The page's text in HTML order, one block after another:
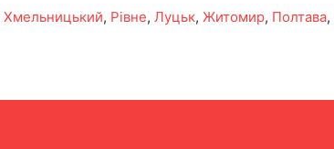
Хмельницький, Рівне, Луцьк, Житомир, Полтава,